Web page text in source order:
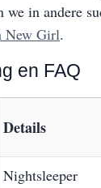
in andere
New Girl.
en FAQ
Details
Nightsleeper